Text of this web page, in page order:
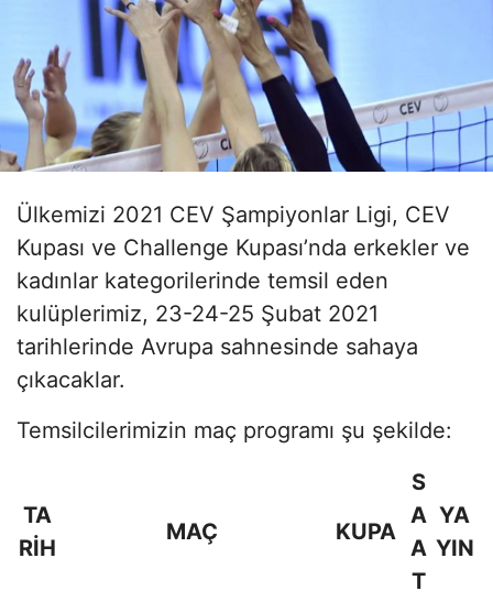
Ülkemizi 2021 CEV Şampiyonlar Ligi, CEV
Kupası ve Challenge Kupası’nda erkekler ve
kadınlar kategorilerinde temsil eden
kulüplerimiz, 23-24-25 Şubat 2021
tarihlerinde Avrupa sahnesinde sahaya
çıkacaklar.
Temsilcilerimizin maç programı şu şekilde:
TA
RİH
MAÇ KUPA
S
A
A
T
YA
YIN